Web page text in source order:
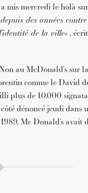
mercredi le holà sur
des années
de la ville« ,
au McDonald’s sur
comme le David
plus de 10.000
dénoncé jeudi dans
Mc Donald’s avait